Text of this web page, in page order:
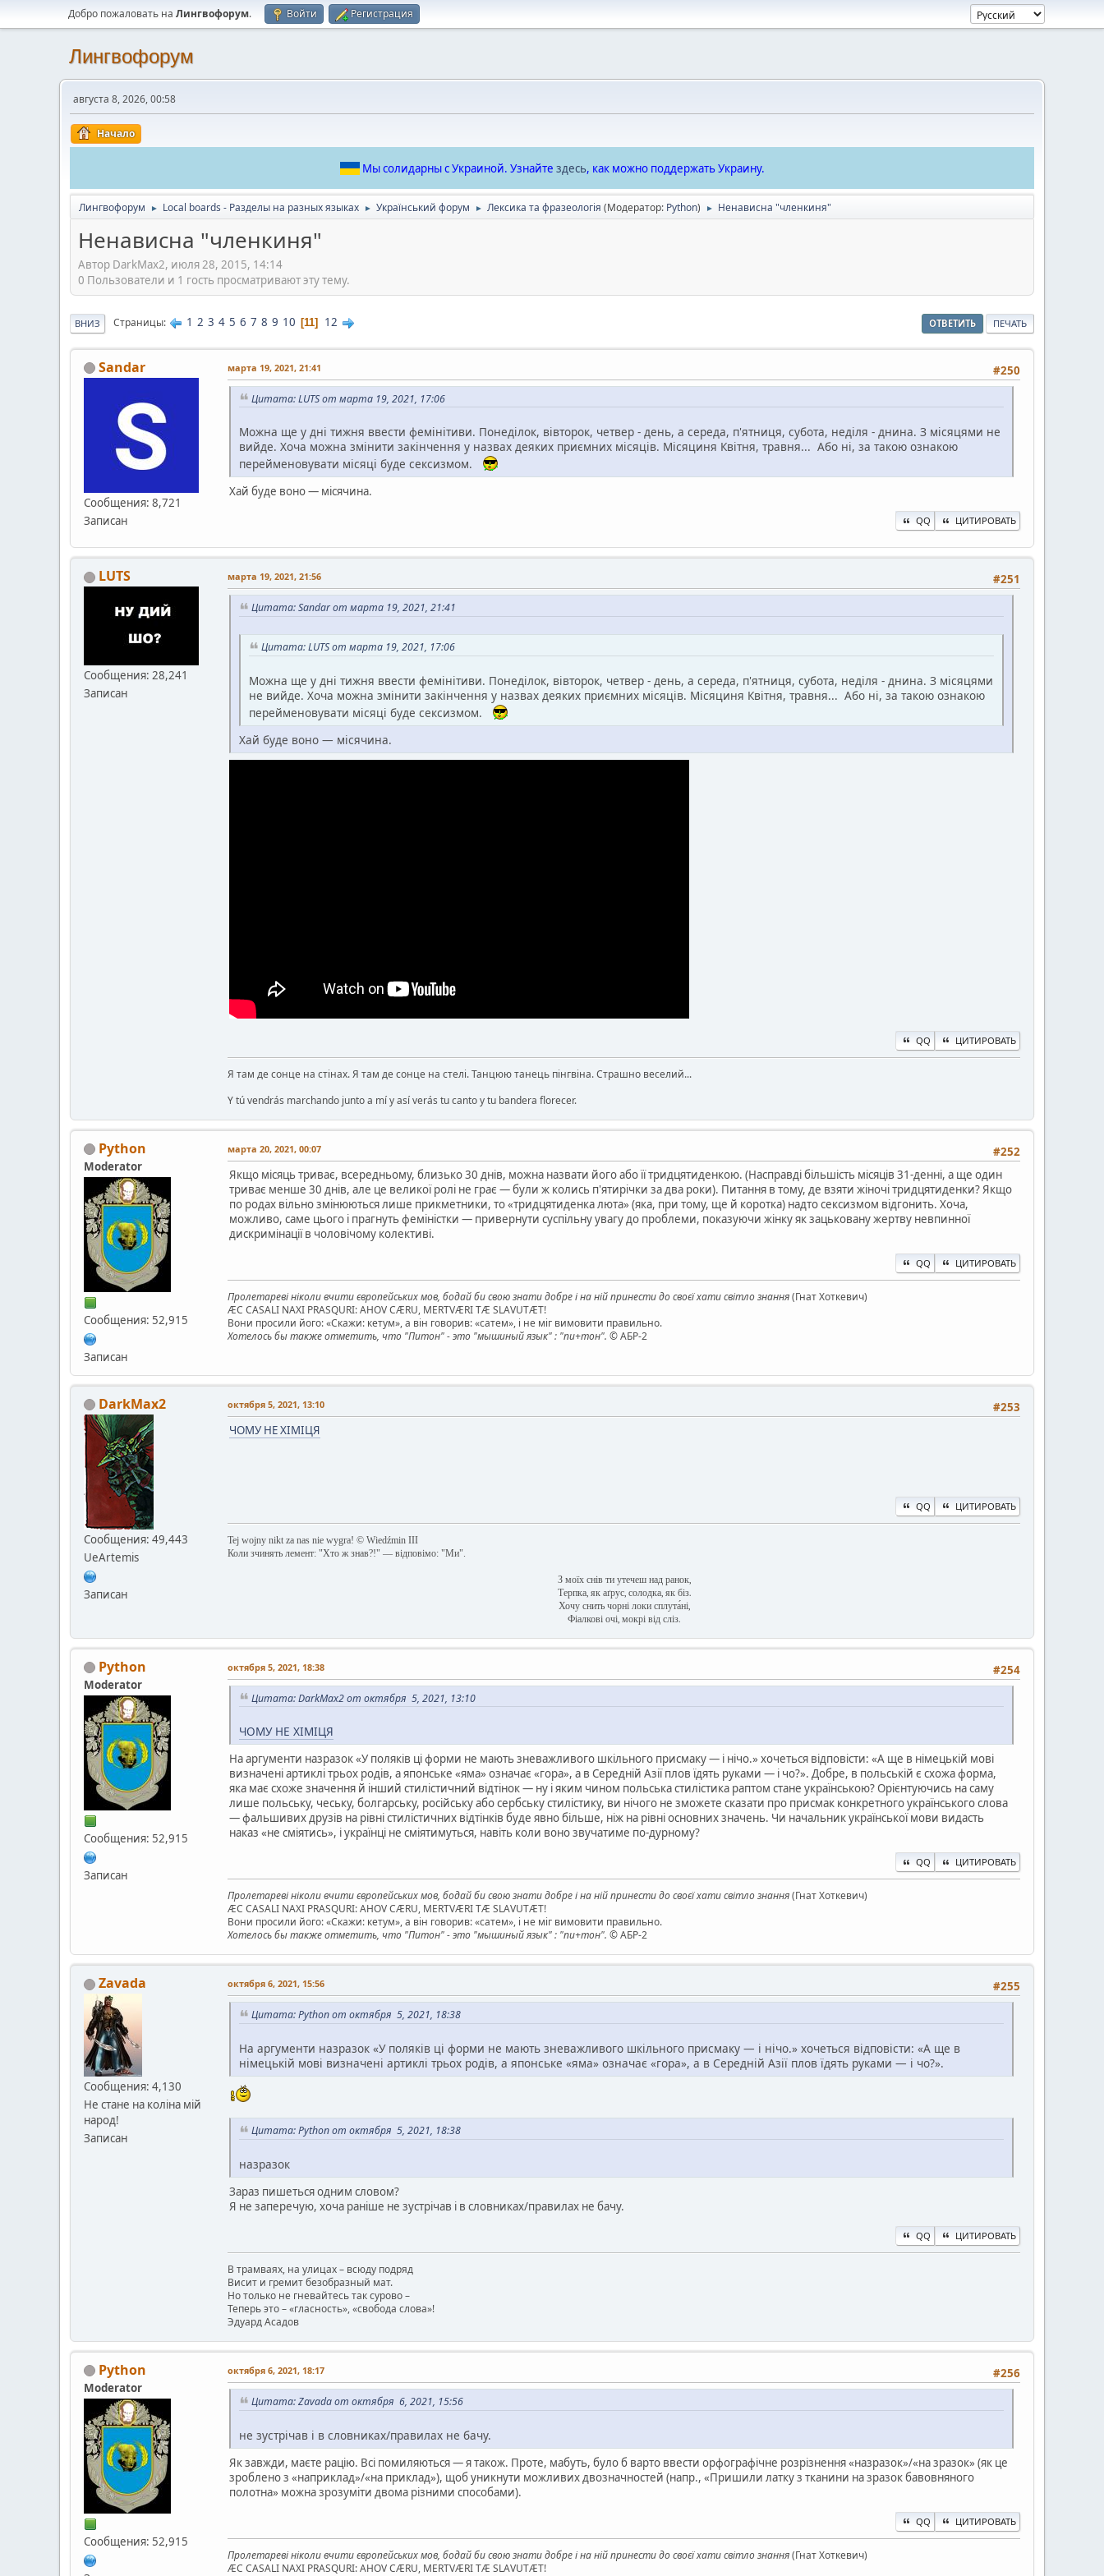
Добро пожаловать на Лингвофорум. Войти Регистрация
Лингвофорум
августа 8, 2026, 00:58
Начало
Мы солидарны с Украиной. Узнайте здесь, как можно поддержать Украину.
Лингвофорум ► Local boards - Разделы на разных языках ► Український форум ► Лексика та фразеологія (Модератор: Python) ► Ненависна "членкиня"
Ненависна "членкиня"
Автор DarkMax2, июля 28, 2015, 14:14
0 Пользователи и 1 гость просматривают эту тему.
ОТВЕТИТЬ ПЕЧАТЬ
ВНИЗ Страницы 1 2 3 4 5 6 7 8 9 10 11 12
Sandar
Сообщения: 8,721
Записан
#250
марта 19, 2021, 21:41
Цитата: LUTS от марта 19, 2021, 17:06
Можна ще у дні тижня ввести фемінітиви. Понеділок, вівторок, четвер - день, а середа, п'ятниця, субота, неділя - днина. З місяцями не
вийде. Хоча можна змінити закінчення у назвах деяких приємних місяців. Місяциня Квітня, травня... Або ні, за такою ознакою
перейменовувати місяці буде сексизмом.
Хай буде воно — місячина.
QQ ЦИТИРОВАТЬ
LUTS
Сообщения: 28,241
Записан
#251
марта 19, 2021, 21:56
Цитата: Sandar от марта 19, 2021, 21:41
Цитата: LUTS от марта 19, 2021, 17:06
Можна ще у дні тижня ввести фемінітиви. Понеділок, вівторок, четвер - день, а середа, п'ятниця, субота, неділя - днина. З місяцями
не вийде. Хоча можна змінити закінчення у назвах деяких приємних місяців. Місяциня Квітня, травня... Або ні, за такою ознакою
перейменовувати місяці буде сексизмом.
Хай буде воно — місячина.
QQ ЦИТИРОВАТЬ
Я там де сонце на стінах. Я там де сонце на стелі. Танцюю танець пінгвіна. Страшно веселий...
Y tú vendrás marchando junto a mí y así verás tu canto y tu bandera florecer.
Python
Moderator
Сообщения: 52,915
Записан
#252
марта 20, 2021, 00:07
Якщо місяць триває, всередньому, близько 30 днів, можна назвати його або її тридцятиденкою. (Насправді більшість місяців 31-денні, а ще один
триває менше 30 днів, але це великої ролі не грає — були ж колись п'ятирічки за два роки). Питання в тому, де взяти жіночі тридцятиденки? Якщо
по родах вільно змінюються лише прикметники, то «тридцятиденка люта» (яка, при тому, ще й коротка) надто сексизмом відгонить. Хоча,
можливо, саме цього і прагнуть феміністки — привернути суспільну увагу до проблеми, показуючи жінку як зацьковану жертву невпинної
дискримінації в чоловічому колективі.
QQ ЦИТИРОВАТЬ
Пролетареві ніколи вчити європейських мов, бодай би свою знати добре і на ній принести до своєї хати світло знання(Гнат Хоткевич)
ÆC CASALI NAXI PRASQURI: AHOV CÆRU, MERTVÆRI TÆ SLAVUTÆT!
Вони просили його: «Скажи: кетум», а він говорив: «сатем», і не міг вимовити правильно.
Хотелось бы также отметить, что "Питон" - это "мышиный язык" : "пи+тон". © АБР-2
DarkMax2
Сообщения: 49,443
UeArtemis
Записан
#253
октября 5, 2021, 13:10
ЧОМУ НЕ ХІМІЦЯ
QQ ЦИТИРОВАТЬ
Tej wojny nikt za nas nie wygra! © Wiedźmin III
Коли зчинять лемент: "Хто ж знав?!" — відповімо: "Ми".
З моїх снів ти утечеш над ранок,
Терпка, як аґрус, солодка, як біз.
Хочу снить чорні локи сплута́ні,
Фіалкові очі, мокрі від сліз.
Python
Moderator
Сообщения: 52,915
Записан
#254
октября 5, 2021, 18:38
Цитата: DarkMax2 от октября 5, 2021, 13:10
ЧОМУ НЕ ХІМІЦЯ
На аргументи назразок «У поляків ці форми не мають зневажливого шкільного присмаку — і нічо.» хочеться відповісти: «А ще в німецькій мові
визначені артиклі трьох родів, а японське «яма» означає «гора», а в Середній Азії плов їдять руками — і чо?». Добре, в польській є схожа форма,
яка має схоже значення й інший стилістичний відтінок — ну і яким чином польська стилістика раптом стане українською? Орієнтуючись на саму
лише польську, чеську, болгарську, російську або сербську стилістику, ви нічого не зможете сказати про присмак конкретного українського слова
— фальшивих друзів на рівні стилістичних відтінків буде явно більше, ніж на рівні основних значень. Чи начальник української мови видасть
наказ «не сміятись», і українці не сміятимуться, навіть коли воно звучатиме по-дурному?
QQ ЦИТИРОВАТЬ
Пролетареві ніколи вчити європейських мов, бодай би свою знати добре і на ній принести до своєї хати світло знання(Гнат Хоткевич)
ÆC CASALI NAXI PRASQURI: AHOV CÆRU, MERTVÆRI TÆ SLAVUTÆT!
Вони просили його: «Скажи: кетум», а він говорив: «сатем», і не міг вимовити правильно.
Хотелось бы также отметить, что "Питон" - это "мышиный язык" : "пи+тон". © АБР-2
Zavada
Сообщения: 4,130
Не стане на коліна мій
народ!
Записан
#255
октября 6, 2021, 15:56
Цитата: Python от октября 5, 2021, 18:38
На аргументи назразок «У поляків ці форми не мають зневажливого шкільного присмаку — і нічо.» хочеться відповісти: «А ще в
німецькій мові визначені артиклі трьох родів, а японське «яма» означає «гора», а в Середній Азії плов їдять руками — і чо?».
Цитата: Python от октября 5, 2021, 18:38
назразок
Зараз пишеться одним словом?
Я не заперечую, хоча раніше не зустрічав і в словниках/правилах не бачу.
QQ ЦИТИРОВАТЬ
В трамваях, на улицах – всюду подряд
Висит и гремит безобразный мат.
Но только не гневайтесь так сурово –
Теперь это – «гласность», «свобода слова»!
Эдуард Асадов
Python
Moderator
Сообщения: 52,915
#256
октября 6, 2021, 18:17
Цитата: Zavada от октября 6, 2021, 15:56
не зустрічав і в словниках/правилах не бачу.
Як завжди, маєте рацію. Всі помиляються — я також. Проте, мабуть, було б варто ввести орфографічне розрізнення «назразок»/«на зразок» (як це
зроблено з «наприклад»/«на приклад»), щоб уникнути можливих двозначностей (напр., «Пришили латку з тканини на зразок бавовняного
полотна» можна зрозуміти двома різними способами).
QQ ЦИТИРОВАТЬ
Пролетареві ніколи вчити європейських мов, бодай би свою знати добре і на ній принести до своєї хати світло знання(Гнат Хоткевич)
ÆC CASALI NAXI PRASQURI: AHOV CÆRU, MERTVÆRI TÆ SLAVUTÆT!